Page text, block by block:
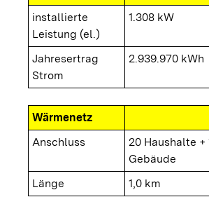
installierte
Leistung (el.)
1.308 kW
Jahresertrag
Strom
2.939.970 kWh
Wärmenetz
Anschluss
20 Haushalte +
Gebäude
Länge
1,0 km